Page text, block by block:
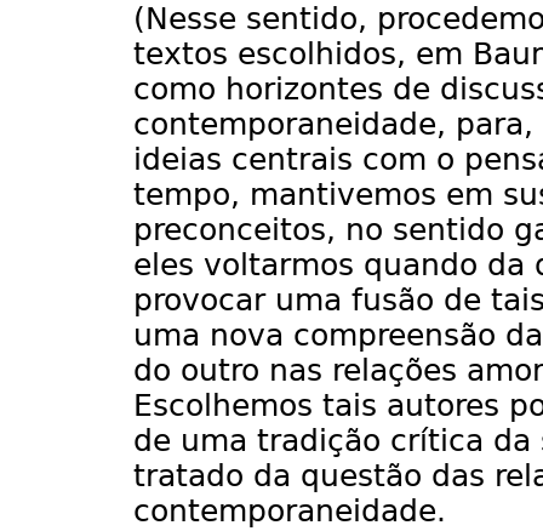
(Nesse sentido,
textos escolhidos, em
como horizontes de
contemporaneidade,
ideias centrais com o
tempo, mantivemos em
preconceitos, no sentido
eles voltarmos quando da
provocar uma fusão de
uma nova compreensão
do outro nas relações
Escolhemos tais autores
de uma tradição crítica da
tratado da questão das
contemporaneidade.